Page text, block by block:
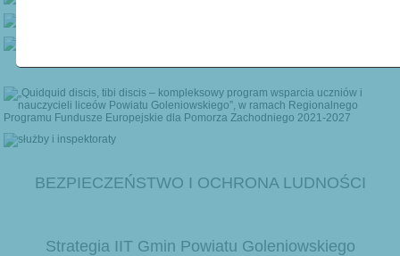
BEZPIECZEŃSTWO I OCHRONA LUDNOŚCI
Strategia IIT Gmin Powiatu Goleniowskiego